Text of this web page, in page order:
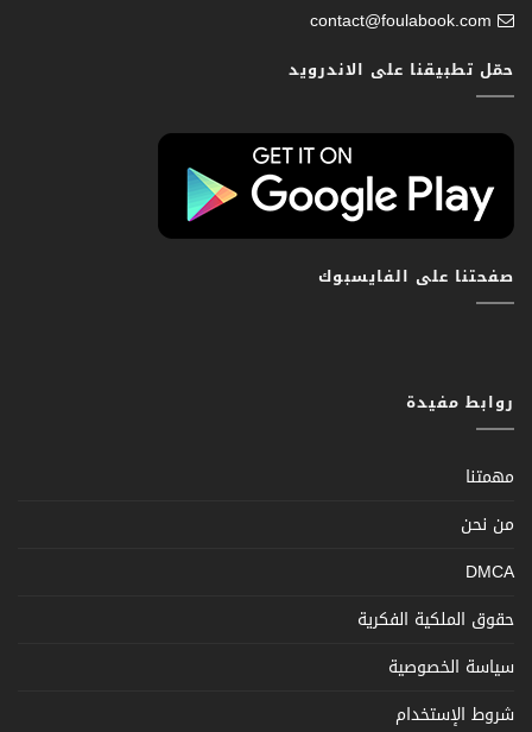
contact@foulabook.com
حمّل تطبيقنا على الاندرويد
صفحتنا على الفايسبوك
روابط مفيدة
مهمتنا
من نحن
DMCA
حقوق الملكية الفكرية
سياسة الخصوصية
شروط الإستخدام